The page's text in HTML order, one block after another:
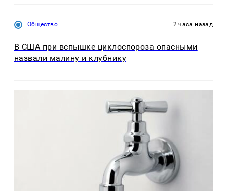
Общество 2 часа назад
В США при вспышке циклоспороза опасными
назвали малину и клубнику